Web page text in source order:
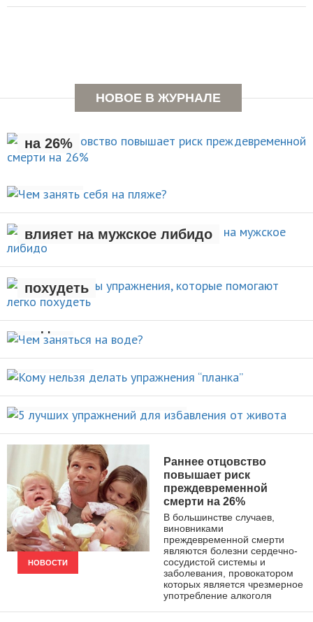
НОВОЕ В ЖУРНАЛЕ
Раннее отцовство повышает
на 26%
Чем занять себя на
АКТИВНЫЙ ОТДЫХ
Рождение ребенка негативно
влияет на мужское либидо
НОВОСТИ
Стали известны упражнения,
которые помогают легко
похудеть
НОВОСТИ
Чем заняться на
воде?
ВИДЫ СПОРТА
Кому нельзя делать упражнения
“планка”
НОВОСТИ
5 лучших упражнений для
избавления от живота
ПОХУДЕНИЕ
НОВОСТИ
Раннее отцовство
повышает риск
преждевременной
смерти на 26%
В большинстве случаев,
виновниками
преждевременной смерти
являются болезни сердечно-
сосудистой системы и
заболевания, провокатором
которых является чрезмерное
употребление алкоголя